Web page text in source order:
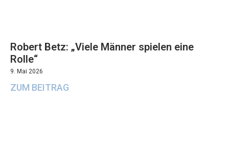
Robert Betz: „Viele Männer spielen eine
Rolle“
9. Mai 2026
ZUM BEITRAG